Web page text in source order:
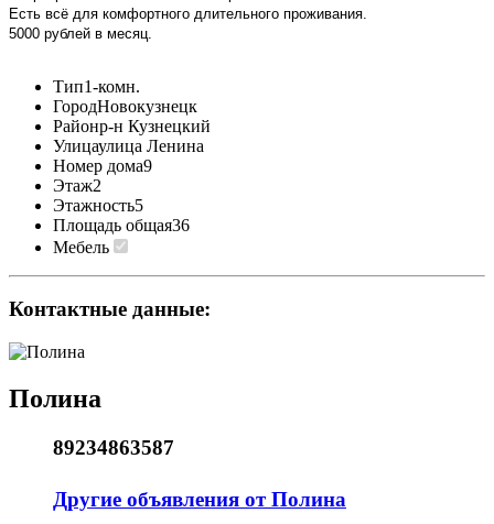
Есть всё для комфортного длительного проживания.
5000 рублей в месяц.
Тип1-комн.
ГородНовокузнецк
Районр-н Кузнецкий
Улицаулица Ленина
Номер дома9
Этаж2
Этажность5
Площадь общая36
Мебель
Контактные данные:
Полина
89234863587
Другие объявления от Полина